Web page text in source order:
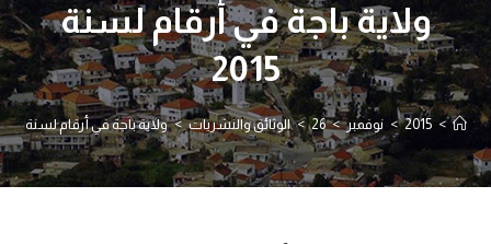
ولاية باجة في أرقام لسنة
2015
>
2015
> نوفمبر >
26
> الوثائق والنشريات > ولاية باجة في أرقام لسنة 2015